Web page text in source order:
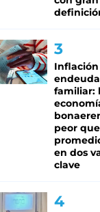
Inflación
familiar:
peor
en dos
clave